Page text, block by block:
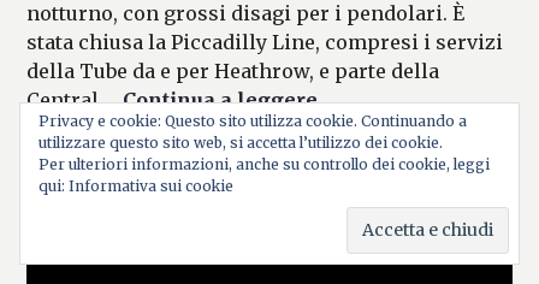
notturno, con grossi disagi per i pendolari. È
stata chiusa la Piccadilly Line, compresi i servizi
della Tube da e per Heathrow, e parte della
Central …Continua a leggereLondra, sciopero
MICAELA
FERRARO
26 NOVEMBRE 2021 LASCIA UN COMMENTO
Privacy e cookie: Questo sito utilizza cookie. Continuando a
utilizzare questo sito web, si accetta l’utilizzo dei cookie.
Per ulteriori informazioni, anche su controllo dei cookie, leggi
qui: Informativa sui cookie